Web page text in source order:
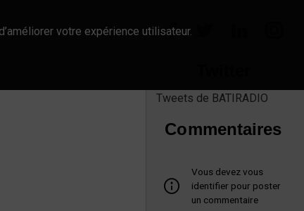
Tweets de BATIRADIO
Commentaires
Vous devez vous
identifier pour poster
un commentaire
votre expérience utilisateur.